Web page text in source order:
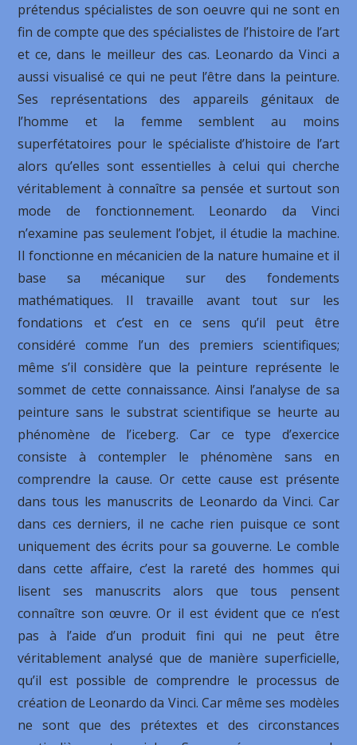
prétendus spécialistes de son oeuvre qui ne sont en
fin de compte que des spécialistes de l’histoire de l’art
et ce, dans le meilleur des cas. Leonardo da Vinci a
aussi visualisé ce qui ne peut l’être dans la peinture.
Ses représentations des appareils génitaux de
l’homme et la femme semblent au moins
superfétatoires pour le spécialiste d’histoire de l’art
alors qu’elles sont essentielles à celui qui cherche
véritablement à connaître sa pensée et surtout son
mode de fonctionnement. Leonardo da Vinci
n’examine pas seulement l’objet, il étudie la machine.
Il fonctionne en mécanicien de la nature humaine et il
base sa mécanique sur des fondements
mathématiques. Il travaille avant tout sur les
fondations et c’est en ce sens qu’il peut être
considéré comme l’un des premiers scientifiques;
même s’il considère que la peinture représente le
sommet de cette connaissance. Ainsi l’analyse de sa
peinture sans le substrat scientifique se heurte au
phénomène de l’iceberg. Car ce type d’exercice
consiste à contempler le phénomène sans en
comprendre la cause. Or cette cause est présente
dans tous les manuscrits de Leonardo da Vinci. Car
dans ces derniers, il ne cache rien puisque ce sont
uniquement des écrits pour sa gouverne. Le comble
dans cette affaire, c’est la rareté des hommes qui
lisent ses manuscrits alors que tous pensent
connaître son œuvre. Or il est évident que ce n’est
pas à l’aide d’un produit fini qui ne peut être
véritablement analysé que de manière superficielle,
qu’il est possible de comprendre le processus de
création de Leonardo da Vinci. Car même ses modèles
ne sont que des prétextes et des circonstances